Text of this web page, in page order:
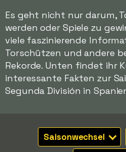
Es geht nicht nur darum,
werden oder Spiele zu
viele faszinierende
Torschützen und andere
Rekorde. Unten findet ihr
interessante Fakten zur
Segunda División in
Saisonwechsel